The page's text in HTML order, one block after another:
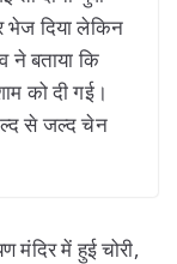
भेज दिया लेकिन
ने बताया कि
को दी गई।
से जल्द चेन
में हुई चोरी,